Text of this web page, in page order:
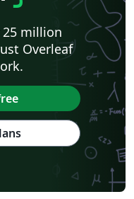
25 million
Overleaf